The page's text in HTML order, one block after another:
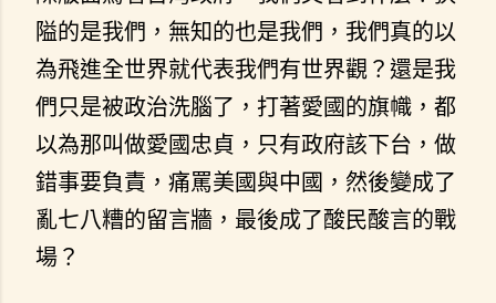
隘的是我們，無知的也是我們，我們真的以
為飛進全世界就代表我們有世界觀？還是我
們只是被政治洗腦了，打著愛國的旗幟，都
以為那叫做愛國忠貞，只有政府該下台，做
錯事要負責，痛罵美國與中國，然後變成了
亂七八糟的留言牆，最後成了酸民酸言的戰
場？